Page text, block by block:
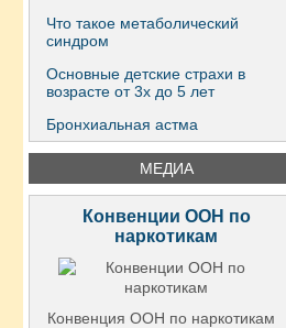
Что такое метаболический
синдром
Основные детские страхи в
возрасте от 3х до 5 лет
Бронхиальная астма
МЕДИА
Конвенции ООН по
наркотикам
Конвенция ООН по наркотикам